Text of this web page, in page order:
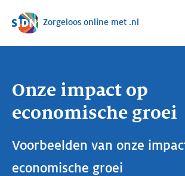
Sla navigatie over
Zorgeloos online met .nl
Onze impact op
economische groei
Voorbeelden van onze
economische groei